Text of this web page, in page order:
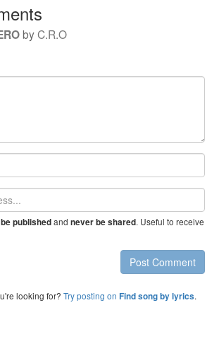
byC.R.O
publishedand never be shared. Useful to receive
Post Comment
looking for? Try posting on Find song by lyrics.